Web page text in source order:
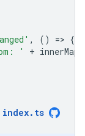
, () => {
' + innerMap
index. ts